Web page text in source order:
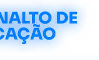
DE